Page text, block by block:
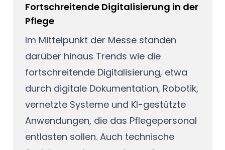
Fortschreitende Digitalisierung in der
Pflege
Im Mittelpunkt der Messe standen
darüber hinaus Trends wie die
fortschreitende Digitalisierung, etwa
durch digitale Dokumentation, Robotik,
vernetzte Systeme und KI-gestützte
Anwendungen, die das Pflegepersonal
entlasten sollen. Auch technische